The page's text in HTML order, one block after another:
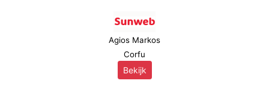
Agios Markos
Corfu
Bekijk